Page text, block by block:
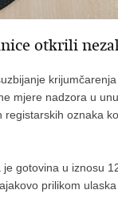
otkrili
mjere nadzora u
oznaka
gotovina u iznosu
prilikom ulaska